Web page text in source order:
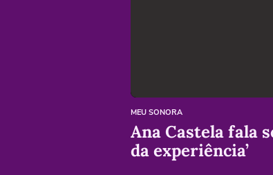
MEU SONORA
Ana Castela fala
da experiência’